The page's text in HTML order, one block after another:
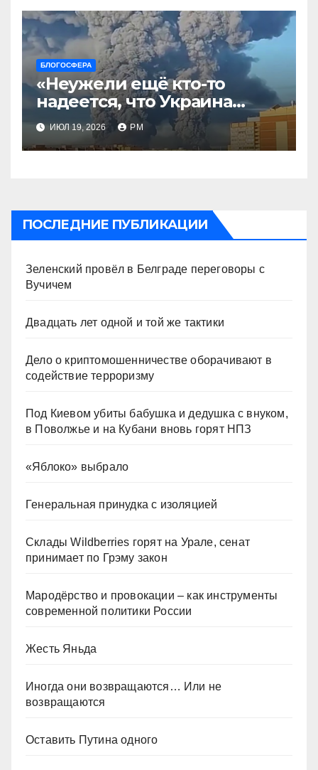
БЛОГОСФЕРА
«Неужели ещё кто-то
надеется, что Украина
будет действовать
непоследовательно?»
ИЮЛ 19, 2026 РМ
ПОСЛЕДНИЕ ПУБЛИКАЦИИ
Зеленский провёл в Белграде переговоры с
Вучичем
Двадцать лет одной и той же тактики
Дело о криптомошенничестве оборачивают в
содействие терроризму
Под Киевом убиты бабушка и дедушка с внуком,
в Поволжье и на Кубани вновь горят НПЗ
«Яблоко» выбрало
Генеральная принудка с изоляцией
Склады Wildberries горят на Урале, сенат
принимает по Грэму закон
Мародёрство и провокации – как инструменты
современной политики России
Жесть Яньда
Иногда они возвращаются… Или не
возвращаются
Оставить Путина одного